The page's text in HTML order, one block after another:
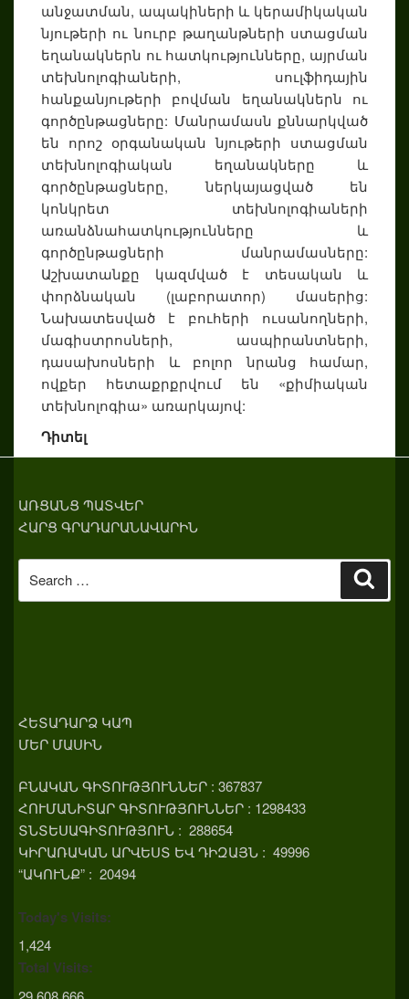
անջատման, ապակիների և կերամիկական
նյութերի ու նուրբ թաղանթների ստացման
եղանակներն ու հատկությունները, այրման
տեխնոլոգիաների, սուլֆիդային
հանքանյութերի բովման եղանակներն ու
գործընթացները: Մանրամասն քննարկված
են որոշ օրգանական նյութերի ստացման
տեխնոլոգիական եղանակները և
գործընթացները, ներկայացված են
կոնկրետ տեխնոլոգիաների
առանձնահատկությունները և
գործընթացների մանրամասները:
Աշխատանքը կազմված է տեսական և
փորձնական (լաբորատոր) մասերից:
Նախատեսված է բուհերի ուսանողների,
մագիստրոսների, ասպիրանտների,
դասախոսների և բոլոր նրանց համար,
ովքեր հետաքրքրվում են «քիմիական
տեխնոլոգիա» առարկայով:
Դիտել
ԱՌՑԱՆՑ ՊԱՏՎԵՐ
ՀԱՐՑ ԳՐԱԴԱՐԱՆԱՎԱՐԻՆ
for:
ՀԵՏԱԴԱՐՁ ԿԱՊ
ՄԵՐ ՄԱՍԻՆ
ԲՆԱԿԱՆ ԳԻՏՈՒԹՅՈՒՆՆԵՐ : 367837
ՀՈՒՄԱՆԻՏԱՐ ԳԻՏՈՒԹՅՈՒՆՆԵՐ : 1298433
ՏՆՏԵՍԱԳԻՏՈՒԹՅՈՒՆ : 288654
ԿԻՐԱՌԱԿԱՆ ԱՐՎԵՍՏ ԵՎ ԴԻԶԱՅՆ : 49996
“ԱԿՈՒՆՔ” : 20494
Today's Visits:
1,424
Total Visits: